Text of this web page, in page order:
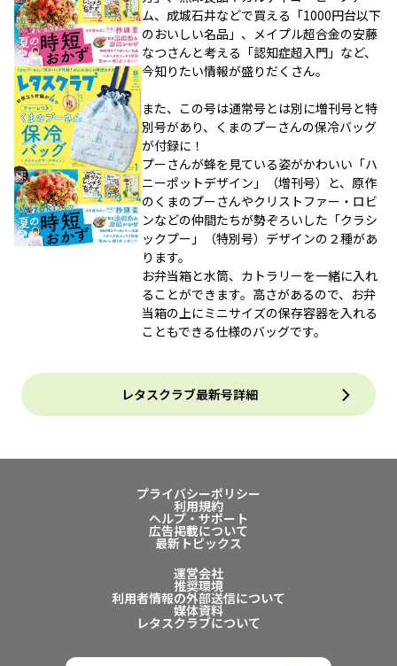
ム、成城石井などで買える「1000円台以下
のおいしい名品」、メイプル超合金の安藤
なつさんと考える「認知症超入門」など、
今知りたい情報が盛りだくさん。
また、この号は通常号とは別に増刊号と特
別号があり、くまのプーさんの保冷バッグ
が付録に！
プーさんが蜂を見ている姿がかわいい「ハ
ニーポットデザイン」（増刊号）と、原作
のくまのプーさんやクリストファー・ロビ
ンなどの仲間たちが勢ぞろいした「クラシ
ックプー」（特別号）デザインの２種があ
ります。
お弁当箱と水筒、カトラリーを一緒に入れ
ることができます。高さがあるので、お弁
当箱の上にミニサイズの保存容器を入れる
こともできる仕様のバッグです。
レタスクラブ最新号詳細
プライバシーポリシー
利用規約
ヘルプ・サポート
広告掲載について
最新トピックス
運営会社
推奨環境
利用者情報の外部送信について
媒体資料
レタスクラブについて